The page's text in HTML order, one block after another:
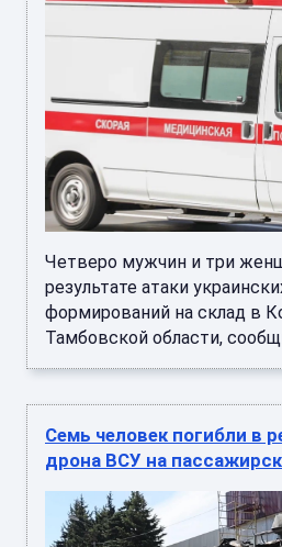
Четверо мужчин и три
результате атаки
формирований на склад в
Тамбовской области,
Семь человек погибли в
дрона ВСУ на